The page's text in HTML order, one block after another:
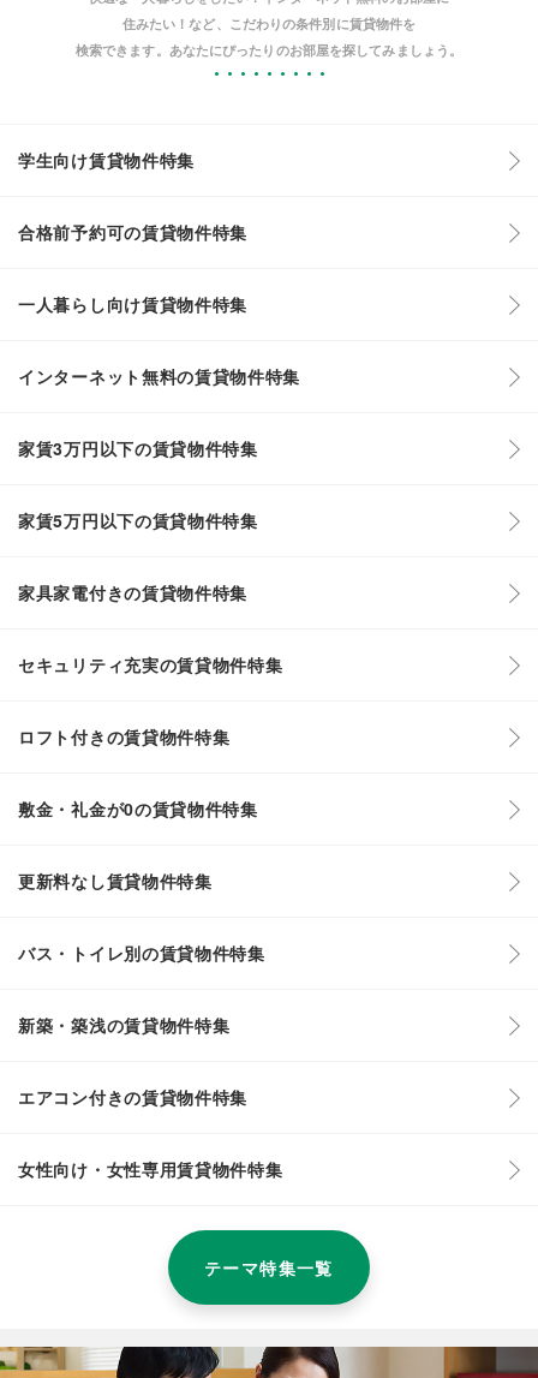
住みたい！など、こだわりの条件別に賃貸物件を
検索できます。あなたにぴったりのお部屋を探してみましょう。
学生向け賃貸物件特集
合格前予約可の賃貸物件特集
一人暮らし向け賃貸物件特集
インターネット無料の賃貸物件特集
家賃3万円以下の賃貸物件特集
家賃5万円以下の賃貸物件特集
家具家電付きの賃貸物件特集
セキュリティ充実の賃貸物件特集
ロフト付きの賃貸物件特集
敷金・礼金が0の賃貸物件特集
更新料なし賃貸物件特集
バス・トイレ別の賃貸物件特集
新築・築浅の賃貸物件特集
エアコン付きの賃貸物件特集
女性向け・女性専用賃貸物件特集
テーマ特集一覧